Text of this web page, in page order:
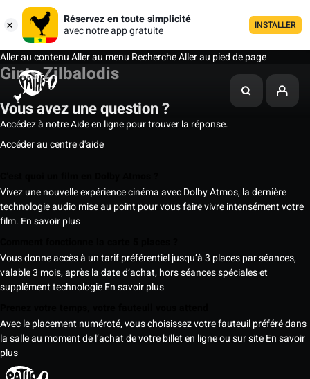
Réservez en toute simplicité
avec notre app gratuite
INSTALLER
Aller au contenuAller au menu RechercheAller au pied de page
Gints Zilbalodis
Vous avez une question ?
Accédez à notre Aide en ligne pour trouver la réponse.
Accéder au centre d'aide
Vivez une nouvelle expérience cinéma avec Dolby Atmos, la dernière
technologie audio mise au point pour vous faire vivre intensément votre
film. En savoir plus
Vous donne accès à un tarif préférentiel jusqu’à 3 places par séances,
valable 3 mois, après la date d’achat, hors séances spéciales et
supplément technologieEn savoir plus
Avec le placement numéroté, vous choisissez votre fauteuil préféré dans
la salle au moment de l’achat de votre billet en ligne ou sur siteEn savoir
plus